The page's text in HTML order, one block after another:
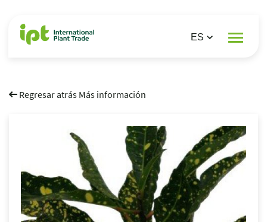
Regresar atrás Más información